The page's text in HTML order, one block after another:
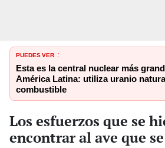
PUEDES VER :
Esta es la central nuclear más
América Latina: utiliza uranio
combustible
Los esfuerzos que se
encontrar al ave que